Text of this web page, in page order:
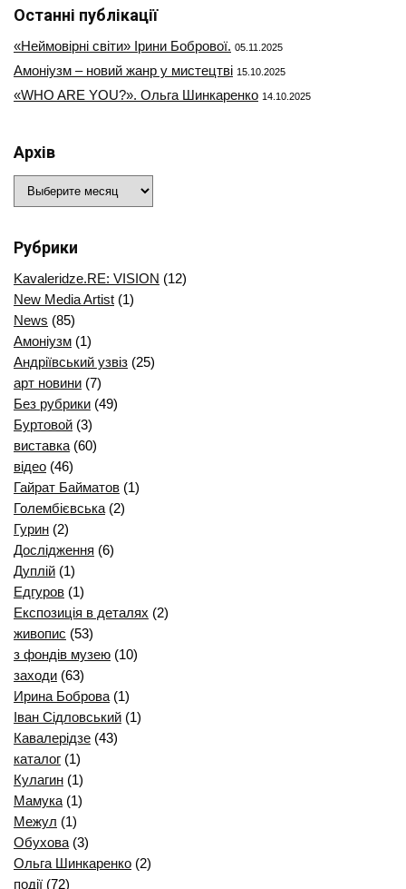
Останні публікації
«Неймовірні світи» Ірини Бобрової. 05.11.2025
Амоніузм – новий жанр у мистецтві 15.10.2025
«WHO ARE YOU?». Ольга Шинкаренко 14.10.2025
Архів
Рубрики
Kavaleridze.RE: VISION (12)
New Media Artist (1)
News (85)
Амоніузм (1)
Андріївський узвіз (25)
арт новини (7)
Без рубрики (49)
Буртовой (3)
виставка (60)
відео (46)
Гайрат Байматов (1)
Голембієвська (2)
Гурин (2)
Дослідження (6)
Дуплій (1)
Едгуров (1)
Експозиція в деталях (2)
живопис (53)
з фондів музею (10)
заходи (63)
Ирина Боброва (1)
Іван Сідловський (1)
Кавалерідзе (43)
каталог (1)
Кулагин (1)
Мамука (1)
Межул (1)
Обухова (3)
Ольга Шинкаренко (2)
події (72)